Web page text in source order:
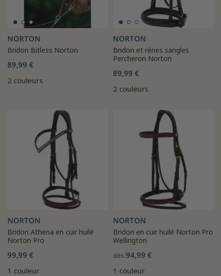
NORTON
Bridon Bitless Norton
89,99 €
2 couleurs
NORTON
Bridon et rênes sangles
Percheron Norton
89,99 €
2 couleurs
NORTON
Bridon Athena en cuir huilé
Norton Pro
99,99 €
1 couleur
NORTON
Bridon en cuir huilé Norton Pro
Wellington
dès 94,99 €
1 couleur